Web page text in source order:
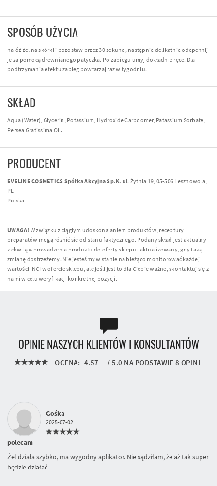
SPOSÓB UŻYCIA
nałóż żel na skórki i pozostaw przez 30 sekund, następnie delikatnie odepchnij
je za pomocą drewnianego patyczka. Po zabiegu umyj dokładnie ręce. Dla
podtrzymania efektu zabieg powtarzaj raz w tygodniu.
SKŁAD
Aqua (Water), Glycerin, Potassium, Hydroxide Carboomer, Patassium Sorbate,
Persea Gratissima Oil.
PRODUCENT
EVELINE COSMETICS Spółka Akcyjna Sp.K. ul. Żytnia 19, 05-506 Lesznowola,
PL
Polska
UWAGA! W związku z ciągłym udoskonalaniem produktów, receptury
preparatów mogą różnić się od stanu faktycznego. Podany skład jest aktualny
z chwilą wprowadzenia produktu do oferty sklepu i aktualizowany, gdy taką
zmianę dostrzeżemy. Nie jesteśmy w stanie na bieżąco monitorować każdej
wartości INCI w ofercie sklepu, ale jeśli jest to dla Ciebie ważne, skontaktuj się z
nami w celu weryfikacji konkretnej pozycji.
OPINIE NASZYCH KLIENTÓW I KONSULTANTÓW
OCENA: 4.57 /5.0 NA PODSTAWIE 8 OPINII
Gośka
2025-07-02
polecam
Żel działa szybko, ma wygodny aplikator. Nie sądziłam, że aż tak super
będzie działać.